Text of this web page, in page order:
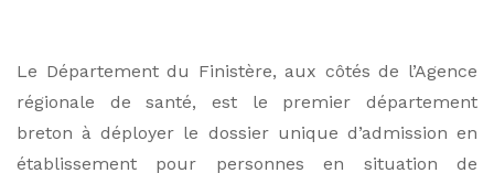
Le Département du Finistère, aux côtés de l’Agence
régionale de santé, est le premier département
breton à déployer le dossier unique d’admission en
établissement pour personnes en situation de